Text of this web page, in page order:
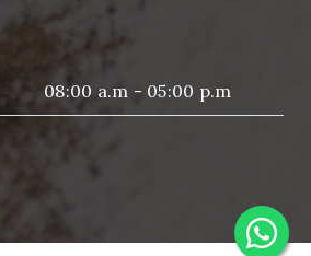
08:00 a.m - 05:00 p.m